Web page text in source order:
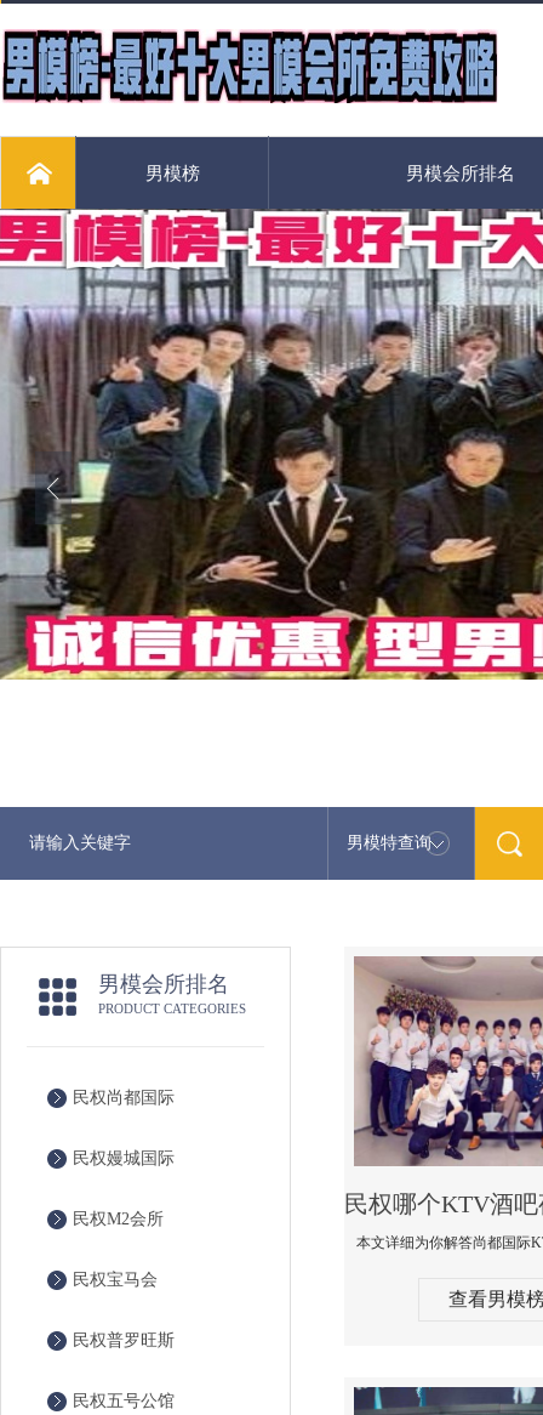
男模榜 男模会所排名
男模特查询最新男模娱乐
男模会所排名
PRODUCT CATEGORIES
民权尚都国际
民权嫚城国际
民权M2会所
民权宝马会
民权普罗旺斯
民权五号公馆
查看男模